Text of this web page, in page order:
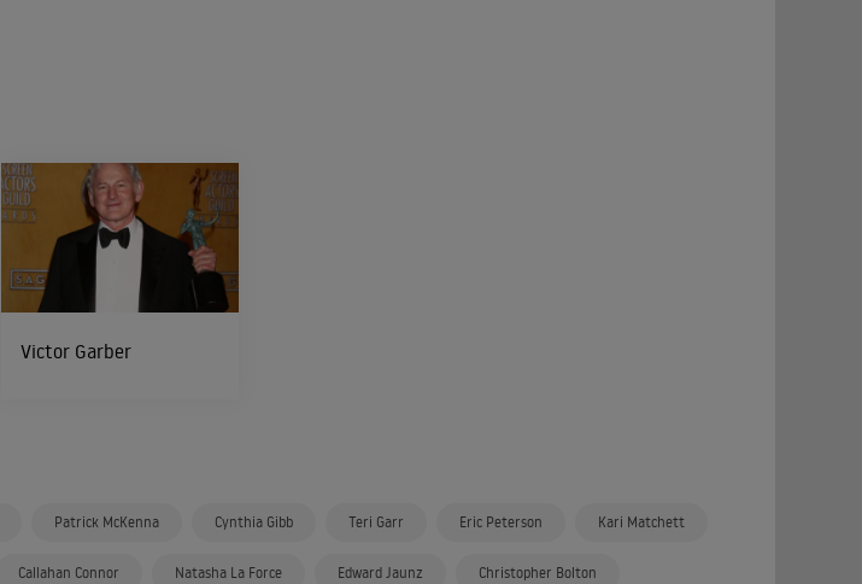
Victor Garber
Patrick McKenna Cynthia Gibb Teri Garr Eric Peterson Kari Matchett
Callahan Connor Natasha La Force Edward Jaunz Christopher Bolton